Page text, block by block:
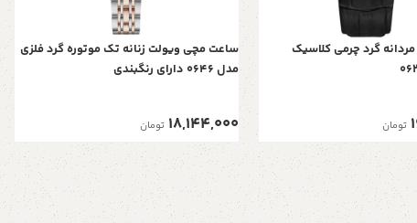
گرد چرمی کلاسیک
تومان
ساعت مچی ویولت زنانه تک موتوره گرد فلزی
مدل 0646 دارای رنگبندی
18,144,000 تومان